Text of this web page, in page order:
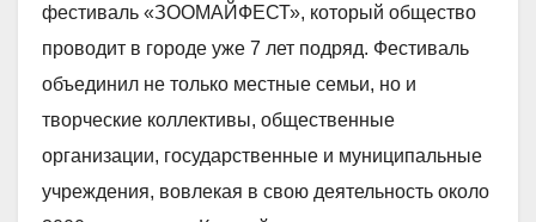
фестиваль «ЗООМАЙФЕСТ», который общество
проводит в городе уже 7 лет подряд. Фестиваль
объединил не только местные семьи, но и
творческие коллективы, общественные
организации, государственные и муниципальные
учреждения, вовлекая в свою деятельность около